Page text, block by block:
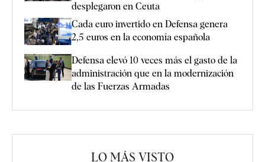
desplegaron en Ceuta
Cada euro invertido en Defensa genera
2,5 euros en la economía española
Defensa elevó 10 veces más el gasto de la
administración que en la modernización
de las Fuerzas Armadas
LO MÁS VISTO